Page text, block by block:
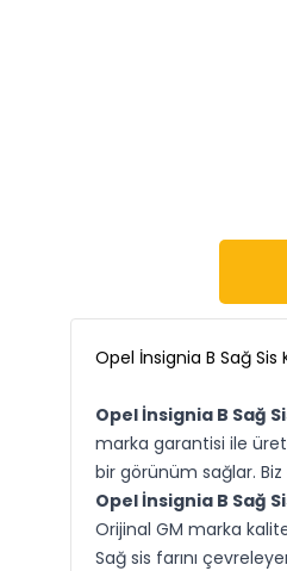
Opel İnsignia B Sağ Sis
Opel İnsignia B Sağ
marka garantisi ile
bir görünüm sağlar. Biz
Opel İnsignia B Sağ
Orijinal GM marka
Sağ sis farını